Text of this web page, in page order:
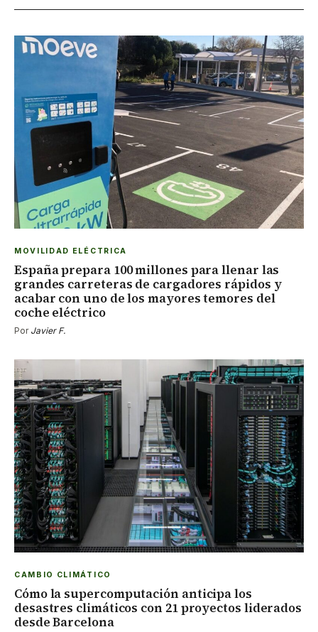
MOVILIDAD ELÉCTRICA
España prepara 100 millones para llenar las
grandes carreteras de cargadores rápidos y
acabar con uno de los mayores temores del
coche eléctrico
Por Javier F.
CAMBIO CLIMÁTICO
Cómo la supercomputación anticipa los
desastres climáticos con 21 proyectos liderados
desde Barcelona